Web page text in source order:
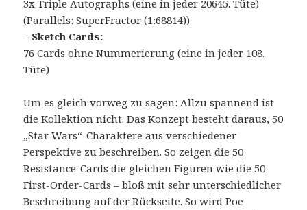
3x Triple Autographs (eine in jeder 20645. Tüte)
(Parallels: SuperFractor (1:68814))
– Sketch Cards:
76 Cards ohne Nummerierung (eine in jeder 108.
Tüte)
Um es gleich vorweg zu sagen: Allzu spannend ist
die Kollektion nicht. Das Konzept besteht daraus, 50
„Star Wars“-Charaktere aus verschiedener
Perspektive zu beschreiben. So zeigen die 50
Resistance-Cards die gleichen Figuren wie die 50
First-Order-Cards – bloß mit sehr unterschiedlicher
Beschreibung auf der Rückseite. So wird Poe